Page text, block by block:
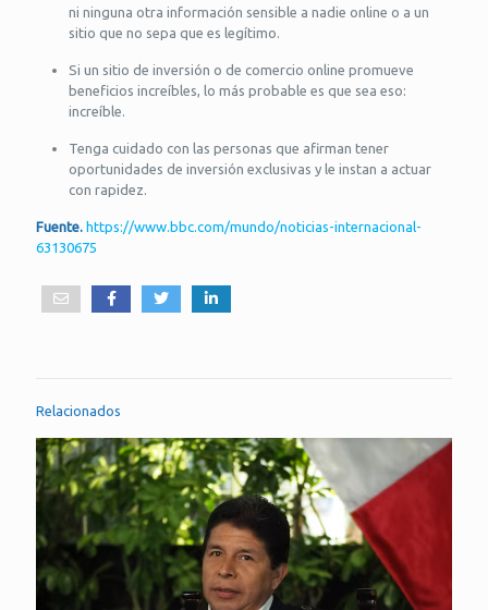
ni ninguna otra información sensible a nadie online o a un
sitio que no sepa que es legítimo.
Si un sitio de inversión o de comercio online promueve
beneficios increíbles, lo más probable es que sea eso:
increíble.
Tenga cuidado con las personas que afirman tener
oportunidades de inversión exclusivas y le instan a actuar
con rapidez.
Fuente. https://www.bbc.com/mundo/noticias-internacional-
63130675
Relacionados